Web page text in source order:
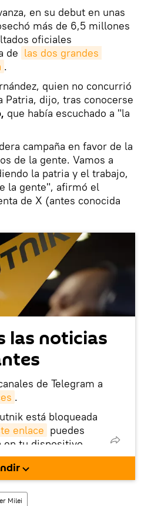
en su debut en unas
más de 6,5 millones
oficiales
de las dos grandes
.
quien no concurrió
Patria, dijo, tras conocerse
que había escuchado a "la
campaña en favor de la
de la gente. Vamos a
la patria y el trabajo,
la gente", afirmó el
de X (antes conocida
las noticias
de Telegram a
.
está bloqueada
enlace puedes
en tu dispositivo
en la red
Milei